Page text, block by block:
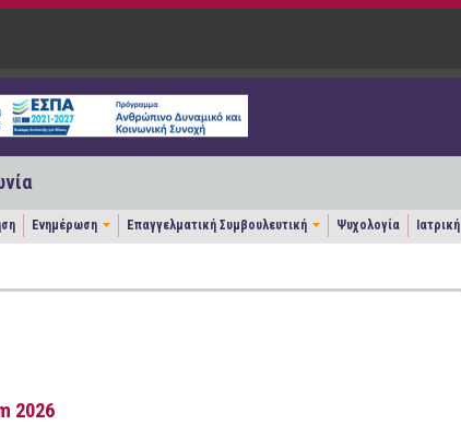
Ενημέρωση Επαγγελματική Συμβουλευτική Ψυχολογία Ιατρική
2026